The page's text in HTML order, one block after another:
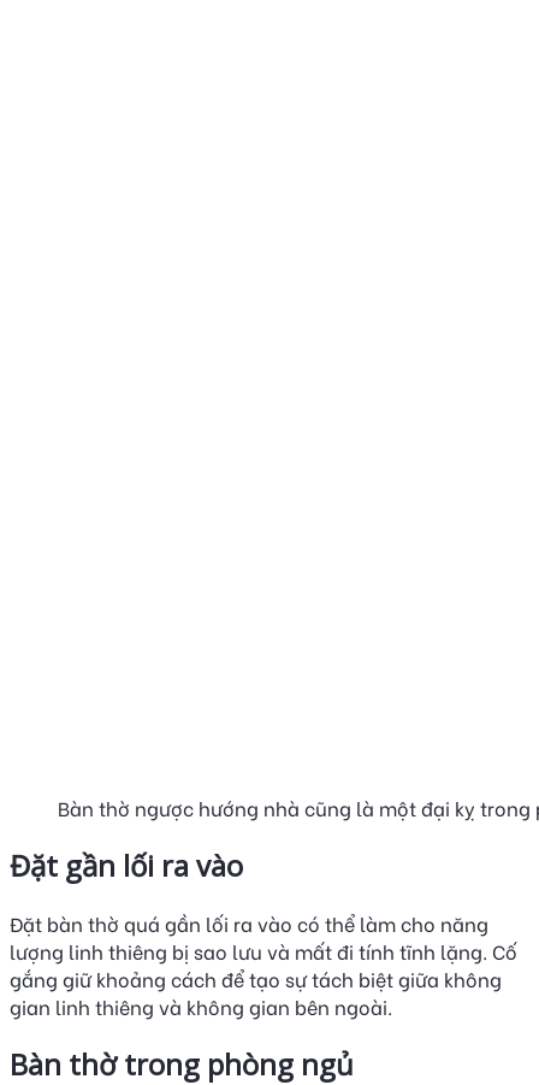
Bàn thờ ngược hướng nhà cũng là một đại kỵ trong
Đặt gần lối ra vào
Đặt bàn thờ quá gần lối ra vào có thể làm cho năng
lượng linh thiêng bị sao lưu và mất đi tính tĩnh lặng. Cố
gắng giữ khoảng cách để tạo sự tách biệt giữa không
gian linh thiêng và không gian bên ngoài.
Bàn thờ trong phòng ngủ